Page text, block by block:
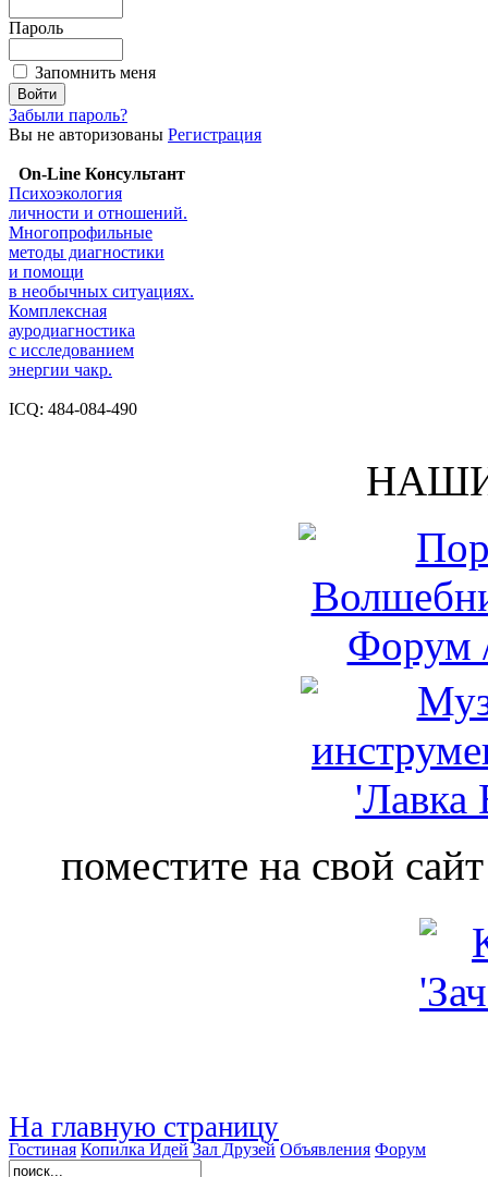
Пароль
Запомнить меня
Забыли пароль?
Вы не авторизованы Регистрация
On-Line Консультант
Психоэкология
личности и отношений.
Многопрофильные
методы диагностики
и помощи
в необычных ситуациях.
Комплексная
ауродиагностика
с исследованием
энергии чакр.
ICQ: 484-084-490
поместите на свой
На главную страницу
Гостиная Копилка Идей Зал Друзей Объявления Форум